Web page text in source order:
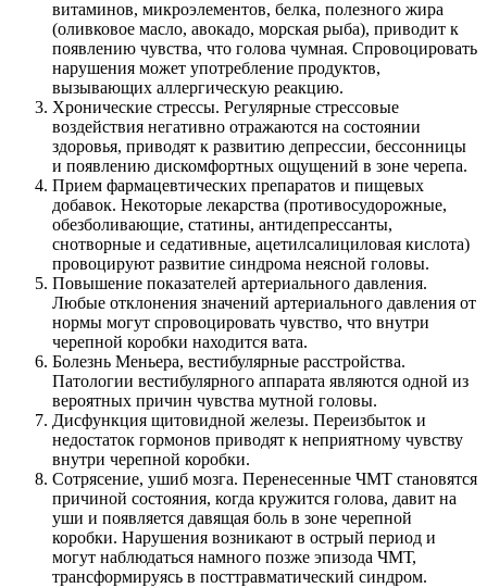
витаминов, микроэлементов, белка, полезного жира
(оливковое масло, авокадо, морская рыба), приводит к
появлению чувства, что голова чумная. Спровоцировать
нарушения может употребление продуктов,
вызывающих аллергическую реакцию.
Хронические стрессы. Регулярные стрессовые
воздействия негативно отражаются на состоянии
здоровья, приводят к развитию депрессии, бессонницы
и появлению дискомфортных ощущений в зоне черепа.
Прием фармацевтических препаратов и пищевых
добавок. Некоторые лекарства (противосудорожные,
обезболивающие, статины, антидепрессанты,
снотворные и седативные, ацетилсалициловая кислота)
провоцируют развитие синдрома неясной головы.
Повышение показателей артериального давления.
Любые отклонения значений артериального давления от
нормы могут спровоцировать чувство, что внутри
черепной коробки находится вата.
Болезнь Меньера, вестибулярные расстройства.
Патологии вестибулярного аппарата являются одной из
вероятных причин чувства мутной головы.
Дисфункция щитовидной железы. Переизбыток и
недостаток гормонов приводят к неприятному чувству
внутри черепной коробки.
Сотрясение, ушиб мозга. Перенесенные ЧМТ становятся
причиной состояния, когда кружится голова, давит на
уши и появляется давящая боль в зоне черепной
коробки. Нарушения возникают в острый период и
могут наблюдаться намного позже эпизода ЧМТ,
трансформируясь в посттравматический синдром.